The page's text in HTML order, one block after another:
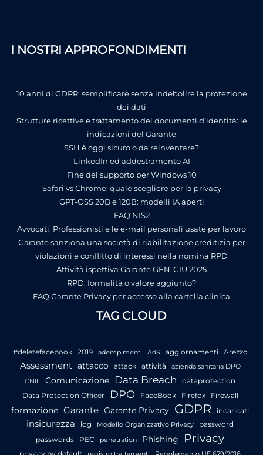
I NOSTRI APPROFONDIMENTI
10 anni di GDPR: semplificare senza indebolire la protezione
dei dati
Strutture ricettive e trattamento dei documenti d’identità: le
indicazioni del Garante
SSH è oggi sicuro o da reinventare?
LinkedIn ed addestramento AI
Fine del supporto per Windows 10
Safari vs Chrome: quale scegliere per la privacy
GPT-OSS 20B e 120B: modelli IA aperti
FAQ NIS2
Avvocati, Professionisti e le e-mail personali usate per lavoro
Garante sanziona una società di riabilitazione creditizia per
violazioni e conflitto di interessi nella nomina RPD
Attività ispettiva Garante GEN-GIU 2025
RPD: formalità o valore aggiunto?
FAQ Garante Privacy per accesso alla cartella clinica
TAG CLOUD
#deletefacebook 2019 adempimenti AdS aggiornamenti Arezzo
Assessment attacco attack attività
azienda sanitaria DPO
CNIL
Comunicazione Data Breach
dataprotection
Data Protection Officer
DPO FaceBook Firefox Firewall
formazione Garante Garante Privacy GDPR incaricati
insicurezza log Modello Organizzativo Privacy
password
passwords
PEC penetration Phishing Privacy